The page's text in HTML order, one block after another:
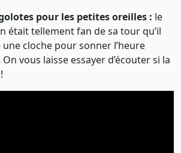
pour les petites oreilles : le
était tellement fan de sa tour qu’il
cloche pour sonner l’heure
vous laisse essayer d’écouter si la